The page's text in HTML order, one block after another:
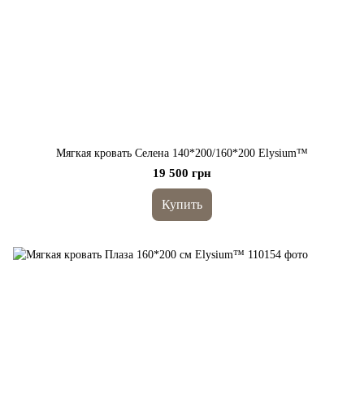
Мягкая кровать Селена 140*200/160*200 Elysium™
19 500 грн
Купить